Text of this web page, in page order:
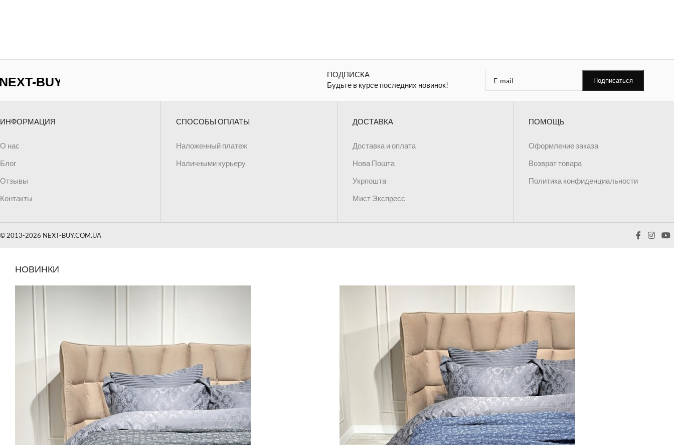
ПОДПИСКА
Будьте в курсе последних новинок!
ИНФОРМАЦИЯ
О нас
Блог
Отзывы
Контакты
СПОСОБЫ ОПЛАТЫ
Наложенный платеж
Наличными курьеру
ДОСТАВКА
Доставка и оплата
Нова Пошта
Укрпошта
Мист Экспресс
ПОМОЩЬ
Оформление заказа
Возврат товара
Политика конфиденциальности
© 2013-2026 NEXT-BUY.COM.UA
НОВИНКИ